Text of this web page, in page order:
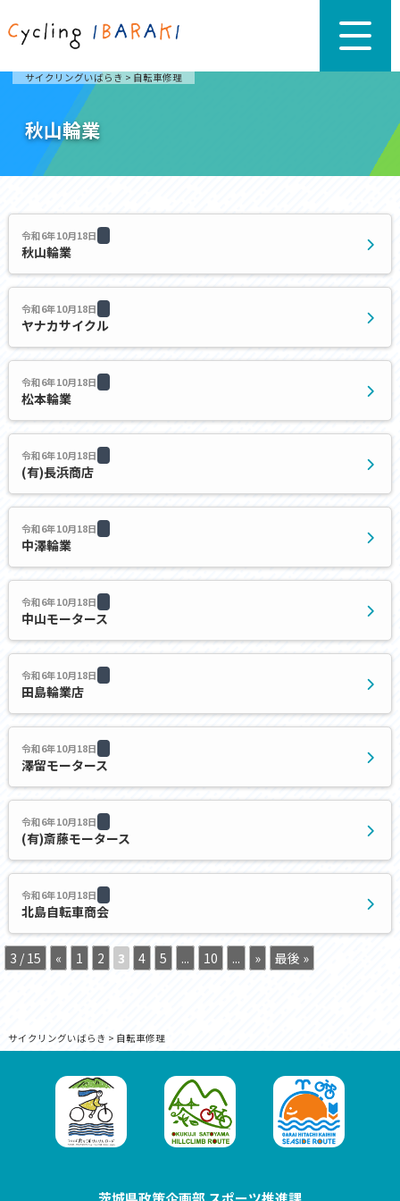
サイクリングいばらき > 自転車修理
秋山輪業
令和6年10月18日
秋山輪業
令和6年10月18日
ヤナカサイクル
令和6年10月18日
松本輪業
令和6年10月18日
(有)長浜商店
令和6年10月18日
中澤輪業
令和6年10月18日
中山モータース
令和6年10月18日
田島輪業店
令和6年10月18日
澤留モータース
令和6年10月18日
(有)斎藤モータース
令和6年10月18日
北島自転車商会
3 / 15 « 1 2 3 4 5 ... 10 ... » 最後 »
サイクリングいばらき > 自転車修理